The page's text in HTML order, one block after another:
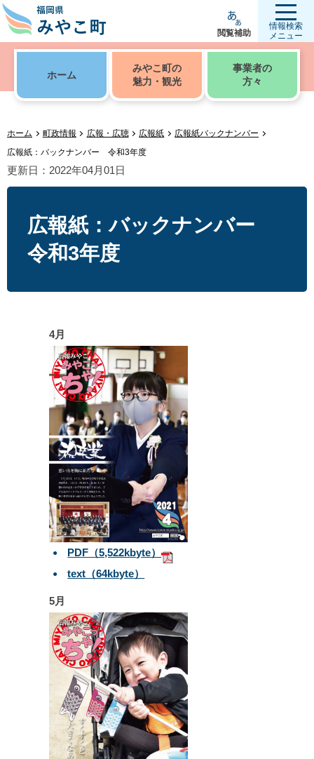
閲覧補助
情報検索
メニュー
ホーム
みやこ町の
魅力・観光
事業者の
方々
ホーム 町政情報 広報・広聴 広報紙
広報紙バックナンバー
広報紙：バックナンバー 令和3年度
更新日：2022年04月01日
広報紙：バックナンバー
令和3年度
4月
PDF（5,522kbyte）
text（64kbyte）
5月